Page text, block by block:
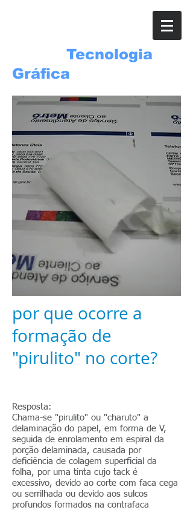
Tecnologia
Gráfica
por que ocorre a
formação de
"pirulito" no corte?
Resposta:
Chama-se "pirulito" ou "charuto" a
delaminação do papel, em forma de V,
seguida de enrolamento em espiral da
porção delaminada, causada por
deficiência de colagem superficial da
folha, por uma tinta cujo tack é
excessivo, devido ao corte com faca cega
ou serrilhada ou devido aos sulcos
profundos formados na contrafaca